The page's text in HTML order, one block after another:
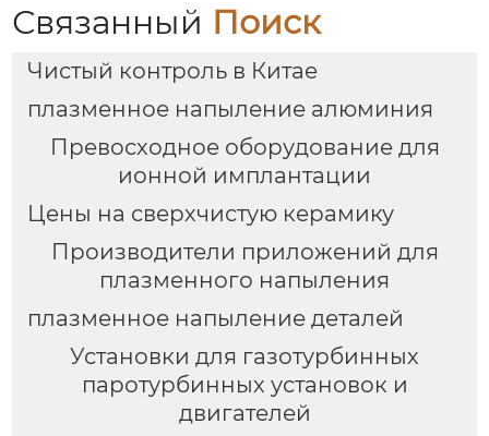
Связанный Поиск
Чистый контроль в Китае
плазменное напыление алюминия
Превосходное оборудование для
ионной имплантации
Цены на сверхчистую керамику
Производители приложений для
плазменного напыления
плазменное напыление деталей
Установки для газотурбинных
паротурбинных установок и
двигателей